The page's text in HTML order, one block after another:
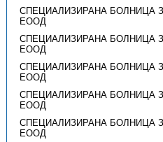
СПЕЦИАЛИЗИРАНА БОЛНИЦА
ЕООД
СПЕЦИАЛИЗИРАНА БОЛНИЦА
ЕООД
СПЕЦИАЛИЗИРАНА БОЛНИЦА
ЕООД
СПЕЦИАЛИЗИРАНА БОЛНИЦА
ЕООД
СПЕЦИАЛИЗИРАНА БОЛНИЦА
ЕООД